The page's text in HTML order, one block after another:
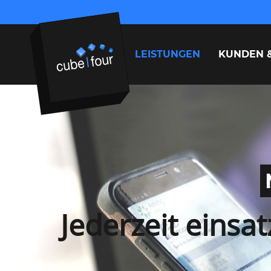
TEAM LEISTUNGEN KUNDEN
Jederzeit